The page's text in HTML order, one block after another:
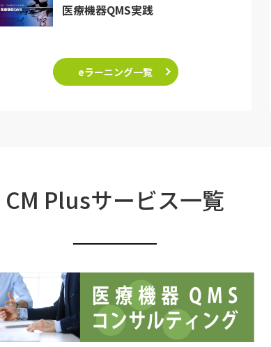
医療機器QMS実践
eラーニング一覧
CM Plusサービス一覧